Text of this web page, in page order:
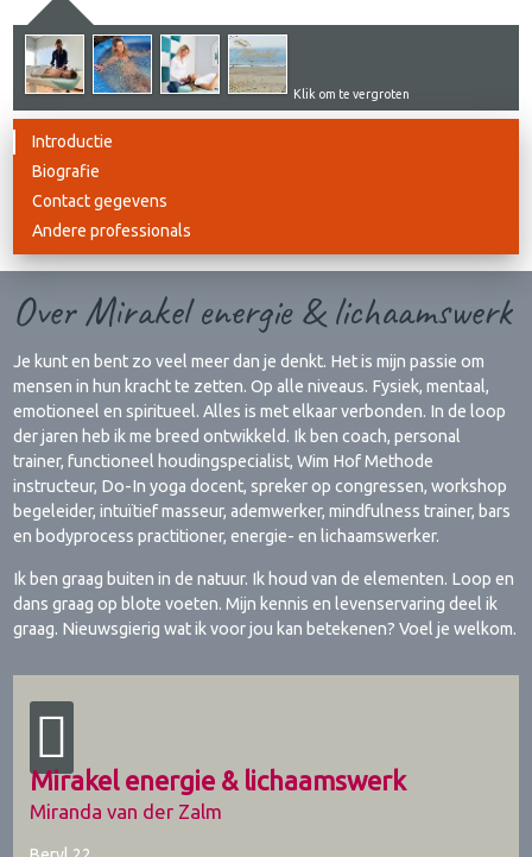
Klik om te vergroten
Introductie
Biografie
Contact gegevens
Andere professionals
Over Mirakel energie & lichaamswerk
Je kunt en bent zo veel meer dan je denkt. Het is mijn passie om
mensen in hun kracht te zetten. Op alle niveaus. Fysiek, mentaal,
emotioneel en spiritueel. Alles is met elkaar verbonden. In de loop
der jaren heb ik me breed ontwikkeld. Ik ben coach, personal
trainer, functioneel houdingspecialist, Wim Hof Methode
instructeur, Do-In yoga docent, spreker op congressen, workshop
begeleider, intuïtief masseur, ademwerker, mindfulness trainer, bars
en bodyprocess practitioner, energie- en lichaamswerker.
Ik ben graag buiten in de natuur. Ik houd van de elementen. Loop en
dans graag op blote voeten. Mijn kennis en levenservaring deel ik
graag. Nieuwsgierig wat ik voor jou kan betekenen? Voel je welkom.
Mirakel energie & lichaamswerk
Miranda van der Zalm